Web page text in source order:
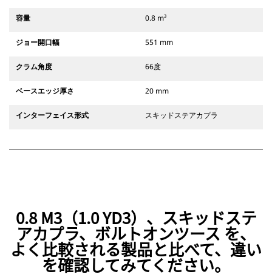
容量 0.8 m³
ジョー開口幅 551 mm
クラム角度 66度
ベースエッジ厚さ 20 mm
インターフェイス形式 スキッドステアカプラ
0.8 M3（1.0 YD3）、スキッドステ
アカプラ、ボルトオンツース を、
よく比較される製品と比べて、違い
を確認してみてください。